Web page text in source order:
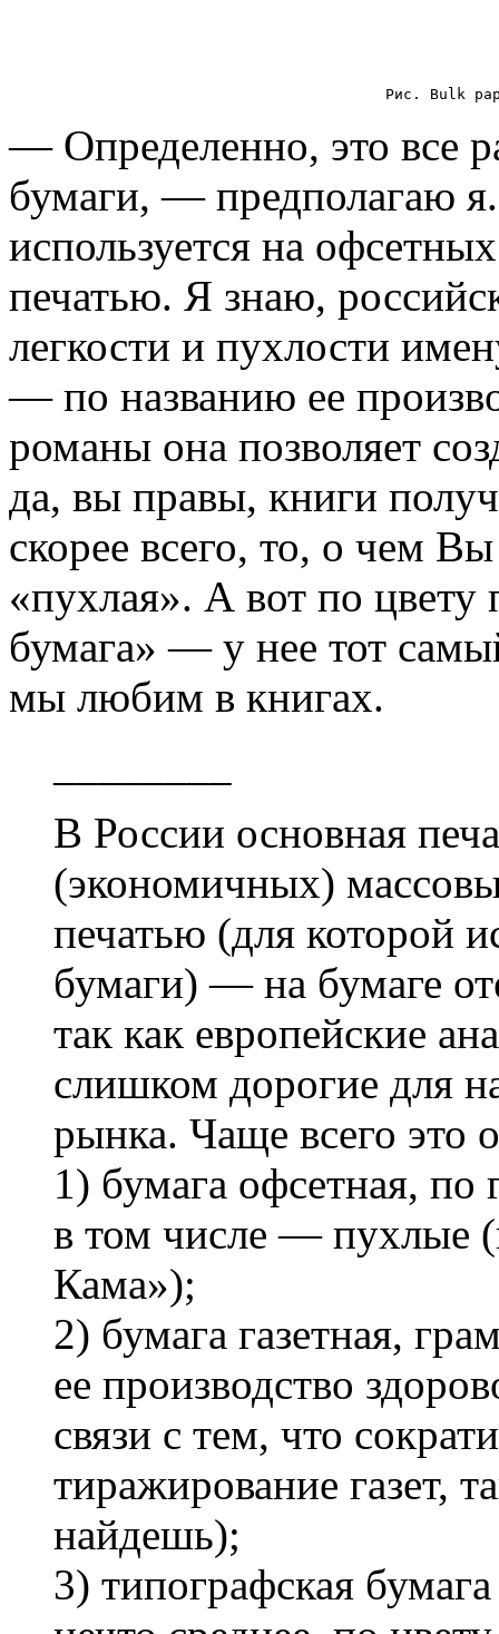
Рис. Bulk
— Определенно, это все
бумаги, — предполагаю
используется на
печатью. Я знаю,
легкости и пухлости
— по названию ее
романы она позволяет
да, вы правы, книги
скорее всего, то, о чем
«пухлая». А вот по цвету
бумага» — у нее тот
мы любим в книгах.
В России основная
(экономичных)
печатью (для которой
бумаги) — на бумаге
так как европейские
слишком дорогие для
рынка. Чаще всего это
1) бумага офсетная,
в том числе — пухлые
Кама»);
2) бумага газетная,
ее производство
связи с тем, что
тиражирование газет,
найдешь);
3) типографская